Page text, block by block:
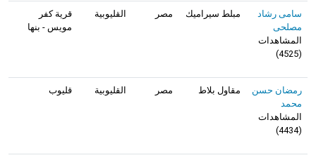
سامى رشاد
مصلحى
المشاهدات
(
4525
)
مبلط سيراميك مصر القليوبية
قرية كفر
مويس - بنها
رمضان حسن
محمد
المشاهدات
(
4434
)
مقاول بلاط مصر القليوبية قليوب